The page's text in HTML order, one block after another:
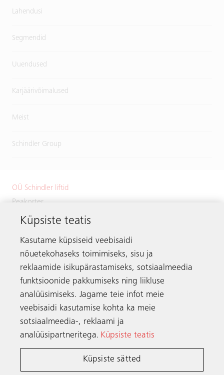
Lahendusi
Segmendid
Uuendused
Karjäärivõimalused
Meist
Schindler Group
OÜ Schindler liftid
Peakorter
Väike-Paala 1
Estonia
Telefon: +372 601 2222
info.ee@schindler.com
Ühendust võtma
Schindler kogu maailmas
Küpsiste teatis
Kasutame küpsiseid veebisaidi
nõuetekohaseks toimimiseks, sisu ja
reklaamide isikupärastamiseks, sotsiaalmeedia
funktsioonide pakkumiseks ning liikluse
analüüsimiseks. Jagame teie infot meie
veebisaidi kasutamise kohta ka meie
sotsiaalmeedia-, reklaami ja
analüüsipartneritega. Küpsiste teatis
Küpsiste sätted